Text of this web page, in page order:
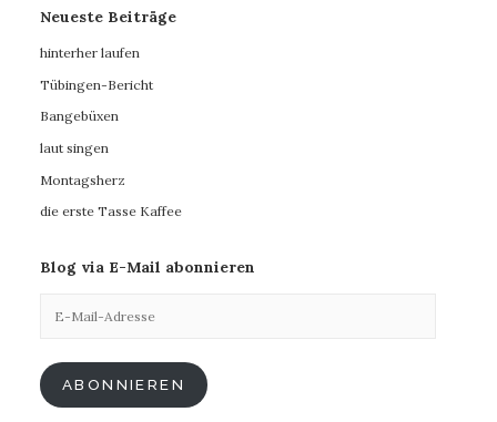
Neueste Beiträge
hinterher laufen
Tübingen-Bericht
Bangebüxen
laut singen
Montagsherz
die erste Tasse Kaffee
Blog via E-Mail abonnieren
Mail-
ABONNIEREN